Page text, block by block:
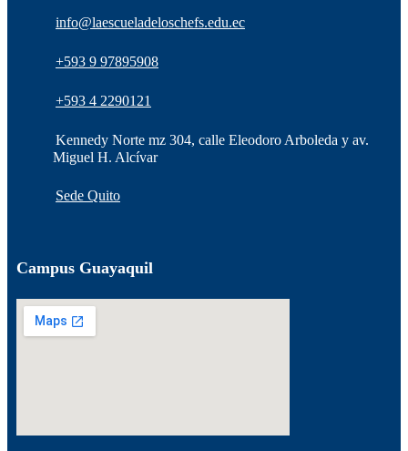
info@laescueladeloschefs.edu.ec
+593 9 97895908
+593 4 2290121
Kennedy Norte mz 304, calle Eleodoro Arboleda y av.
Miguel H. Alcívar
Sede Quito
Campus Guayaquil